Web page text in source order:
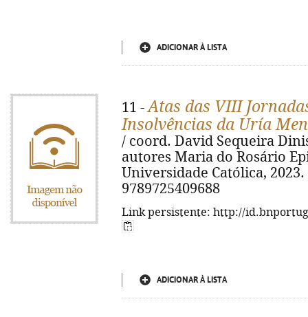
ADICIONAR À LISTA
11 -Atas das VIII
Insolvências da Uría
/ coord. David Sequeira
autores Maria do Rosário
Universidade Católica, 2023.
9789725409688
Link persistente: http://
ADICIONAR À LISTA